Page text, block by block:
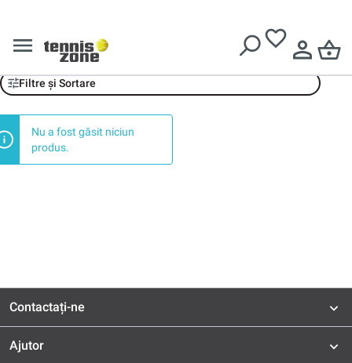
Schildkröt Fitness
Filtre și Sortare
Nu a fost găsit niciun
produs.
Contactați-ne
Ajutor